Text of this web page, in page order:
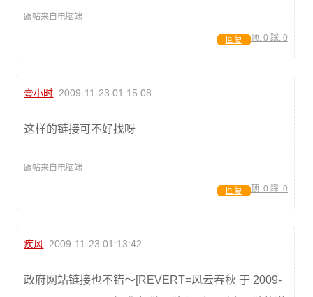
跟帖来自电脑端
顶: 0 踩: 0
回复
壹小时 2009-11-23 01:15:08
这样的链接可不好找呀
跟帖来自电脑端
顶: 0 踩: 0
回复
疾风 2009-11-23 01:13:42
政府网站链接也不错～[REVERT=风云春秋 于 2009-